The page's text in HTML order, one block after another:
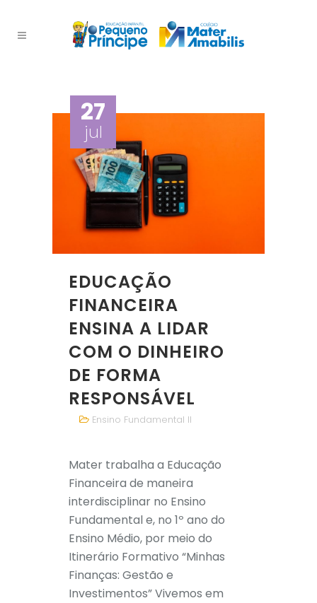
27
jul
EDUCAÇÃO
FINANCEIRA
ENSINA A LIDAR
COM O DINHEIRO
DE FORMA
RESPONSÁVEL
Ensino Fundamental II
Mater trabalha a Educação
Financeira de maneira
interdisciplinar no Ensino
Fundamental e, no 1º ano do
Ensino Médio, por meio do
Itinerário Formativo “Minhas
Finanças: Gestão e
Investimentos” Vivemos em